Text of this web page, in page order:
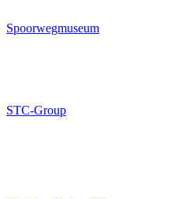
Spoorwegmuseum
STC-Group